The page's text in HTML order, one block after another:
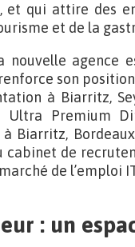
et qui attire des
et de la
nouvelle
son
à Biarritz,
Premium
Biarritz,
cabinet de
de l’emploi
: un